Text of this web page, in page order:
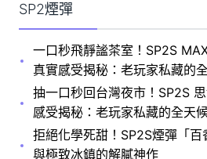
SP2煙彈
一口秒飛靜謐茶室！SP2S
真實感受揭秘：老玩家私藏的
抽一口秒回台灣夜市！SP2S
感受揭秘：老玩家私藏的全天
拒絕化學死甜！SP2S煙彈「
與極致冰鎮的解膩神作